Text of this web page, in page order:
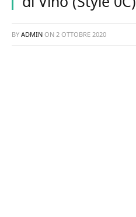
BY ADMIN ON 2 OTTOBRE 2020